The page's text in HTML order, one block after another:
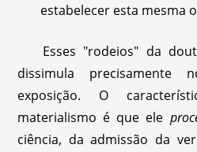
estabelecer esta mesma
Esses "rodeios" da
dissimula
exposição. O
materialismo é que ele
ciência, da admissão da